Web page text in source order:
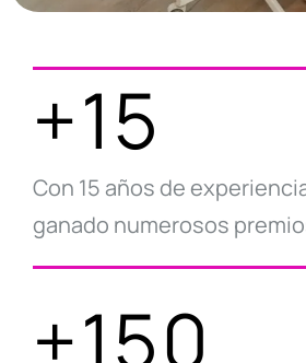
+15
Con 15 años de
ganado numerosos
+150